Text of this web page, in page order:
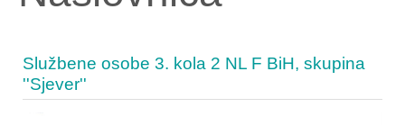
Službene osobe 3. kola 2 NL F BiH, skupina
''Sjever''